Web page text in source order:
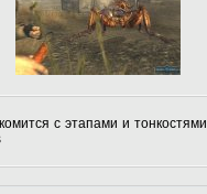
с этапами и тонкостями